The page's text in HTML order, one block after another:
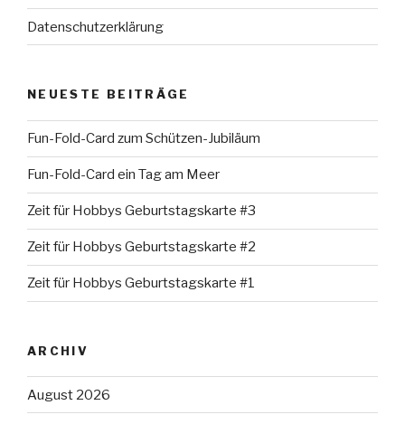
Datenschutzerklärung
NEUESTE BEITRÄGE
Fun-Fold-Card zum Schützen-Jubiläum
Fun-Fold-Card ein Tag am Meer
Zeit für Hobbys Geburtstagskarte #3
Zeit für Hobbys Geburtstagskarte #2
Zeit für Hobbys Geburtstagskarte #1
ARCHIV
August 2026